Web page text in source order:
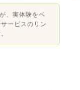
、実体験をベ
ービスのリン